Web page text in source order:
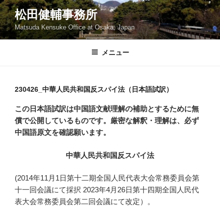
コ
ン
テ
ン
松田健輔事務所
Matsuda Kensuke Office at Osaka, Japan
メニュー
230426_中華人民共和国反スパイ法（日本語試訳）
この日本語試訳は中国語文献理解の補助とするために無
償で公開しているものです。厳密な解釈・理解は、必ず
中国語原文を確認願います。
中華人民共和国反スパイ法
(2014年11月1日第十二期全国人民代表大会常務委員会第
十一回会議にて採択 2023年4月26日第十四期全国人民代
表大会常務委員会第二回会議にて改定）。